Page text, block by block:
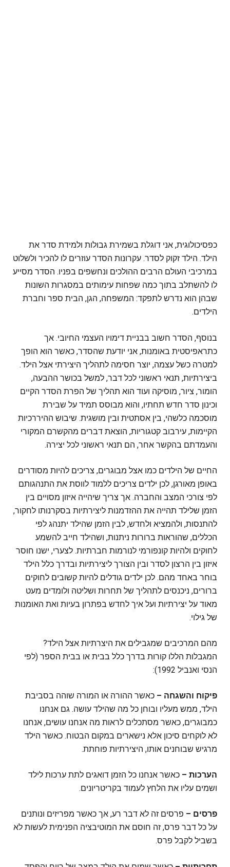
כפסיכולוגית, אני דוגלת בשמירת גבולות ולמידת סדר את
הילד. הילד זקוק לסדר. עקרונות הסדר עוזרים לו להכיר ולשלוט
במרכיבי העולם הרבים ההולכים ונחשפים בפניו. הסדר מסייע
לו להשתלב בתוך כמה שפחות עימותים במסגרות השונות
שבהן הוא נדרש לתפקד: המשפחה, הגן, הבית ספר וחברת
הילדים.
בנוסף, הסדר חשוב בבניית דימויו העצמי החיובי. אך
כתראפיסטית באומנות, אני יודעת שהסדר, כאשר הוא הופך
למטרה כשל עצמה, יוצר חסימה לתהליך היצירתי אצל הילד.
ביצירתיות, תנאי ראשוני לכל דבר, למשל בכושר ההבעה,
הומור, ציור, מוסיקה ועוד הוא תהליך של הפרת הסדר הקיים
וכינון סדר חדש תחתיו, והוא מבוסס תמיד על שבירת
מוסכמה כלשהי, בין אסתטית ובין מושגית. שיבוש ההיררכיות
הקיימות, עירבוב קטגוריות, הוצאת דברים מהקשרם המקורי
והעמדתם בהקשר אחר, הם תנאי ראשוני לכל יצירה.
החיים של הילדים כמו אצל מבוגרים, צריכים להיות מסודרים
באופן מאורגן, לכן ילדים צריכים ללמוד לווסת את התנהגותם
לפי צורכי המצב והחברה. אך צריך שיהייה איזון מסויים בין
הזמן שלילד תהייה את ההזדמנות ליצירתיות בסקרנותו לחקור,
להתנסות, ולהמציא ולחדש, לבין הזמן שהילד יתנהג לפי
הכללים, שהוראות ברורות ניתנות, ושהילד חייב להשמע
לחוקים ולהיות קונפורמי לנורמות חברתיות. לצערי, ישנו חוסר
איזון בין הרצון לסדר ובין הצורך ליצירתיות ובדרך כלל הילד
בוחר באחד מהם. לכן ילדים גודלים להיות קשובים לחוקים
ברורים, ניכנסים לתהליך של תחרות ושליטה ולומדים מעט
מאוד על יצירתיות ועל איך לחדש בפתרון בעיות ואת האומנות
של גילוי.
מהם המרכיבים שמגבילים את היצרתיות אצל הילד?
המגבלות הללו קורות בדרך כלל בבית או בבית הספר (לפי
הנסי ואנביל 1992):
פיקוח והשגחה – כאשר ההורה או המורה שוהה בסביבת
הילד, ממש מעליו ובוחן כל מה שהילד עושה. גם אנחנו
כמבוגרים, כאשר מסתכלים לראות מה אנחנו עושים, אנחנו
לא לוקחים סיכון אלא נישארים במקום הבטוח. כאשר הילד
מרגיש שבוחנים אותו, היצירתיות פוחתת.
הערכות – כאשר אנחנו כל הזמן דואגים לתת ערכות לילד
ושמים עליו את הלחץ לעמוד בקריטריונים.
פרסים – פרסים זה לא דבר רע, אך כאשר מפריזים ונותנים
על כל דבר פרס, זה חוסם את המוטיבציה הפנימית לעשות לא
בשביל לקבל פרס.